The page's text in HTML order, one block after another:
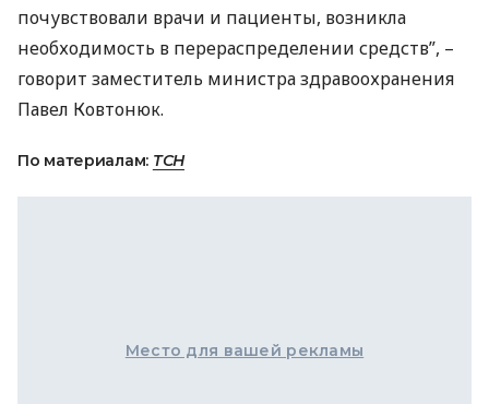
почувствовали врачи и пациенты, возникла
необходимость в перераспределении средств”, –
говорит заместитель министра здравоохранения
Павел Ковтонюк.
По материалам: ТСН
Место для вашей рекламы